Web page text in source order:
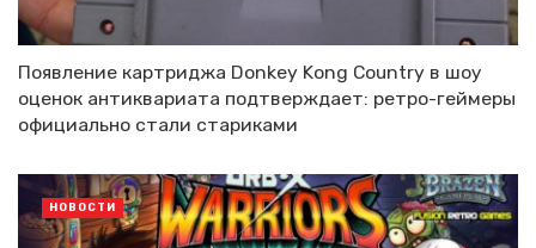
Появление картриджа Donkey Kong Country в шоу
оценок антиквариата подтверждает: ретро-геймеры
официально стали стариками
НОВОСТИ